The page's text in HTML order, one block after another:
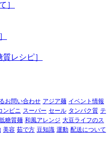
］
レシピ］
お問い合わせ アジア麺 イベント情報
ンビニ スーパー セール タンパク質 テ
糖質麺 和風アレンジ 大豆ライフのス
美容 茹で方 豆知識 運動 配送について